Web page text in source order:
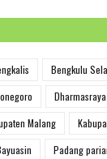
Bengkulu
Dharmasraya
Malang
Padang